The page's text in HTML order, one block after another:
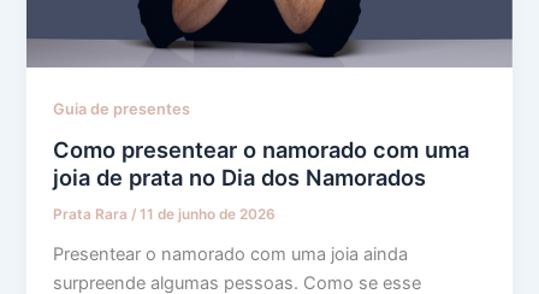
Guia de presentes
Como presentear o namorado com uma
joia de prata no Dia dos Namorados
Prata Rara/11 de junho de 2026
Presentear o namorado com uma joia ainda
surpreende algumas pessoas. Como se esse